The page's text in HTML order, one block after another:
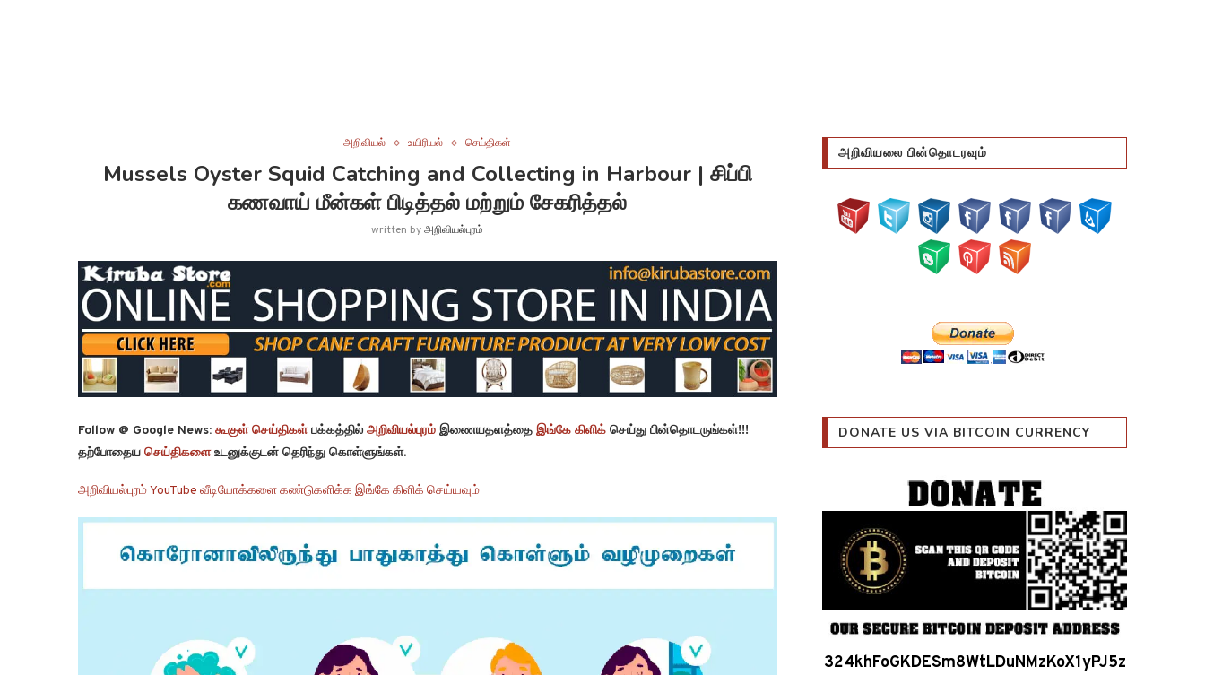
அறிவியல் உயிரியல் செய்திகள்
Mussels Oyster Squid Catching and Collecting in Harbour | சிப்பி
கணவாய் மீன்கள் பிடித்தல் மற்றும் சேகரித்தல்
written byஅறிவியல்புரம்
Follow @ Google News: கூகுள் செய்திகள்பக்கத்தில் அறிவியல்புரம் இணையதளத்தை இங்கே கிளிக் செய்து பின்தொடருங்கள்!!!
தற்போதைய செய்திகளைஉடனுக்குடன் தெரிந்து கொள்ளுங்கள்.
அறிவியல்புரம் YouTube வீடியோக்களை கண்டுகளிக்க இங்கே கிளிக் செய்யவும்
அறிவியலை பின்தொடரவும்
DONATE US VIA BITCOIN CURRENCY
324khFoGKDESm8WtLDuNMzKoX1yPJ5z